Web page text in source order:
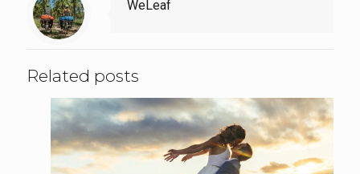
WeLeaf
Related posts